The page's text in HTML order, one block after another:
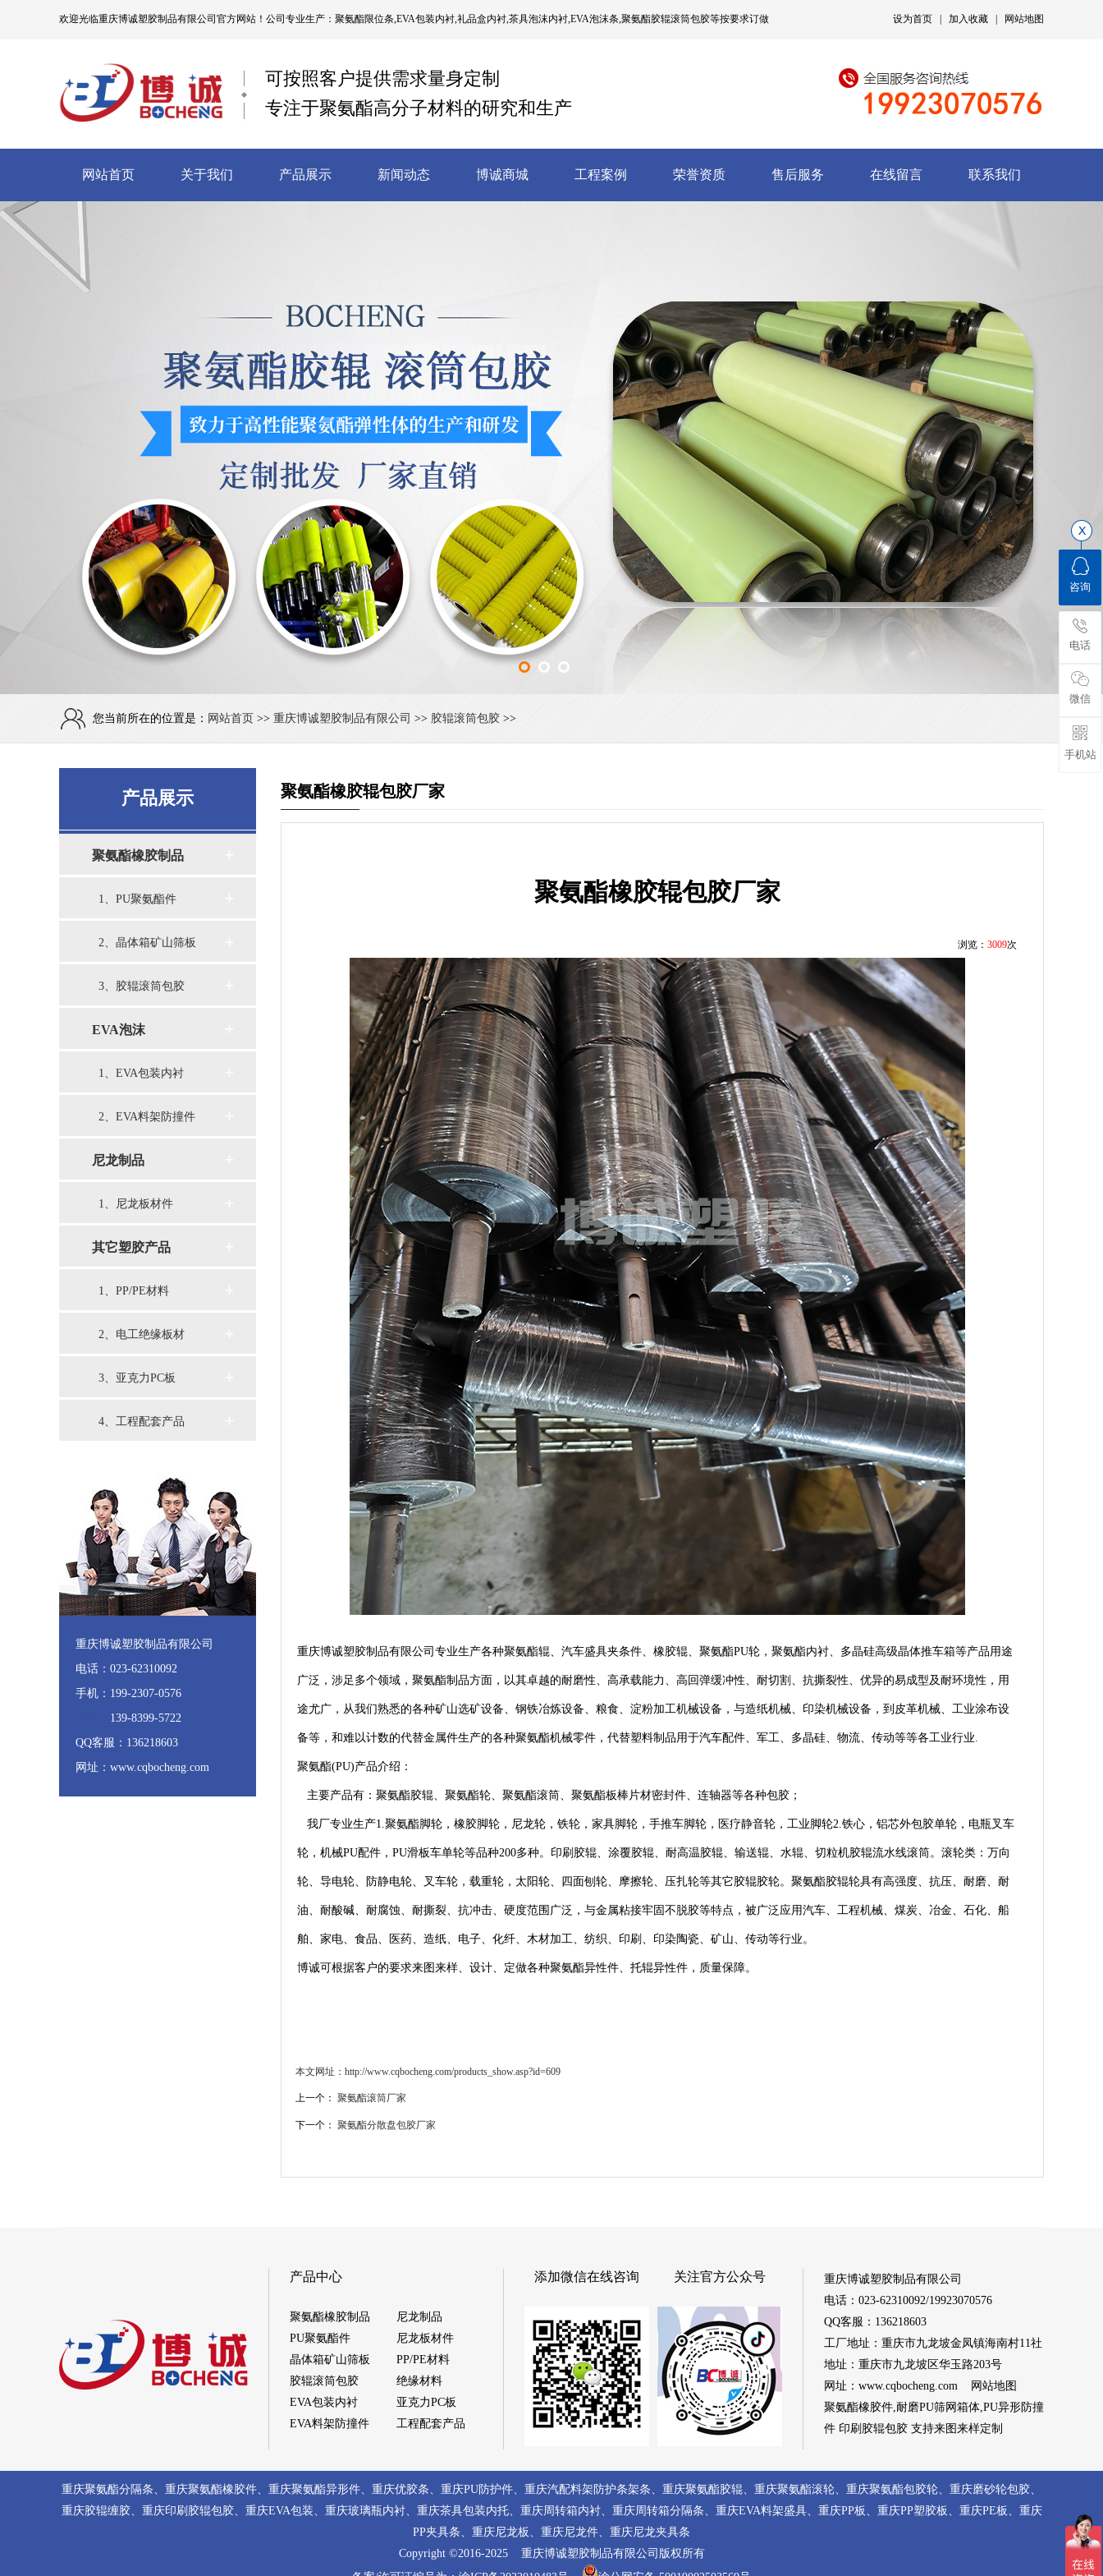
欢迎光临重庆博诚塑胶制品有限公司 官方网站！公司专业生产：聚氨酯限位条,EVA包装内衬,礼品盒内衬,茶具泡沫内衬,EVA泡沫条,聚氨酯胶辊滚筒包胶等按要求订做 设为首页 加入收藏 网站地图
可按照客户提供需求量身定制
专注于聚氨酯高分子材料的研究和生产
网站首页 关于我们 产品展示 新闻动态 博诚商城 工程案例 荣誉资质 售后服务 在线留言 联系我们
您当前所在的位置是： 网站首页 >> 重庆博诚塑胶制品有限公司 >> 胶辊滚筒包胶 >>
产品展示
聚氨酯橡胶制品
1、PU聚氨酯件
2、晶体箱矿山筛板
3、胶辊滚筒包胶
EVA泡沫
1、EVA包装内衬
2、EVA料架防撞件
尼龙制品
1、尼龙板材件
其它塑胶产品
1、PP/PE材料
2、电工绝缘板材
3、亚克力PC板
4、工程配套产品
重庆博诚塑胶制品有限公司
电话：023-62310092
手机：199-2307-0576
139-8399-5722
QQ客服：136218603
网址：www.cqbocheng.com
聚氨酯橡胶辊包胶厂家
聚氨酯橡胶辊包胶厂家
浏览： 3009次
重庆博诚塑胶制品有限公司专业生产各种聚氨酯辊、汽车盛具夹条件、橡胶辊、聚氨酯PU轮，聚氨酯内衬、多晶硅高级晶体推车箱等产品用途
广泛，涉足多个领域，聚氨酯制品方面，以其卓越的耐磨性、高承载能力、高回弹缓冲性、耐切割、抗撕裂性、优异的易成型及耐环境性，用
途尤广，从我们熟悉的各种矿山选矿设备、钢铁冶炼设备、粮食、淀粉加工机械设备，与造纸机械、印染机械设备，到皮革机械、工业涂布设
备等，和难以计数的代替金属件生产的各种聚氨酯机械零件，代替塑料制品用于汽车配件、军工、多晶硅、物流、传动等等各工业行业.
聚氨酯(PU)产品介绍：
主要产品有：聚氨酯胶辊、聚氨酯轮、聚氨酯滚筒、聚氨酯板棒片材密封件、连轴器等各种包胶；
我厂专业生产1.聚氨酯脚轮，橡胶脚轮，尼龙轮，铁轮，家具脚轮，手推车脚轮，医疗静音轮，工业脚轮2.铁心，铝芯外包胶单轮，电瓶叉车
轮，机械PU配件，PU滑板车单轮等品种200多种。印刷胶辊、涂覆胶辊、耐高温胶辊、输送辊、水辊、切粒机胶辊流水线滚筒。滚轮类：万向
轮、导电轮、防静电轮、叉车轮，载重轮，太阳轮、四面刨轮、摩擦轮、压扎轮等其它胶辊胶轮。聚氨酯胶辊轮具有高强度、抗压、耐磨、耐
油、耐酸碱、耐腐蚀、耐撕裂、抗冲击、硬度范围广泛，与金属粘接牢固不脱胶等特点，被广泛应用汽车、工程机械、煤炭、冶金、石化、船
舶、家电、食品、医药、造纸、电子、化纤、木材加工、纺织、印刷、印染陶瓷、矿山、传动等行业。
博诚可根据客户的要求来图来样、设计、定做各种聚氨酯异性件、托辊异性件，质量保障。
本文网址：http://www.cqbocheng.com/products_show.asp?id=609
上一个： 聚氨酯滚筒厂家
下一个： 聚氨酯分散盘包胶厂家
产品中心
聚氨酯橡胶制品
PU聚氨酯件
晶体箱矿山筛板
胶辊滚筒包胶
EVA包装内衬
EVA料架防撞件
尼龙制品
尼龙板材件
PP/PE材料
绝缘材料
亚克力PC板
工程配套产品
添加微信在线咨询 关注官方公众号
重庆博诚塑胶制品有限公司
电话：023-62310092/19923070576
QQ客服：136218603
工厂地址：重庆市九龙坡金凤镇海南村11社
地址：重庆市九龙坡区华玉路203号
网址： www.cqbocheng.com
网站地图
聚氨酯橡胶件,耐磨PU筛网箱体,PU异形防撞
件 印刷胶辊包胶 支持来图来样定制
重庆聚氨酯分隔条、 重庆聚氨酯橡胶件、 重庆聚氨酯异形件、 重庆优胶条、 重庆PU防护件、 重庆汽配料架防护条架条、 重庆聚氨酯胶辊、 重庆聚氨酯滚轮、 重庆聚氨酯包胶轮、 重庆磨砂轮包胶、
重庆胶辊缠胶、 重庆印刷胶辊包胶、 重庆EVA包装、 重庆玻璃瓶内衬、 重庆茶具包装内托、 重庆周转箱内衬、 重庆周转箱分隔条、 重庆EVA料架盛具、 重庆PP板 、 重庆PP塑胶板 、 重庆PE板 、 重庆
PP夹具条、 重庆尼龙板 、 重庆尼龙件、 重庆尼龙夹具条
Copyright ©2016-2025 重庆博诚塑胶制品有限公司 版权所有
咨询
电话
微信
手机站